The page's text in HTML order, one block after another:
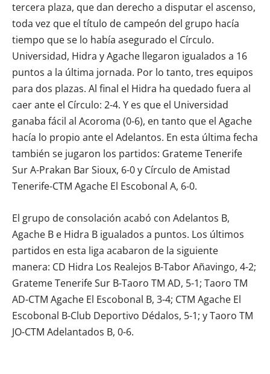
tercera plaza, que dan derecho a disputar el ascenso,
toda vez que el título de campeón del grupo hacía
tiempo que se lo había asegurado el Círculo.
Universidad, Hidra y Agache llegaron igualados a 16
puntos a la última jornada. Por lo tanto, tres equipos
para dos plazas. Al final el Hidra ha quedado fuera al
caer ante el Círculo: 2-4. Y es que el Universidad
ganaba fácil al Acoroma (0-6), en tanto que el Agache
hacía lo propio ante el Adelantos. En esta última fecha
también se jugaron los partidos: Grateme Tenerife
Sur A-Prakan Bar Sioux, 6-0 y Círculo de Amistad
Tenerife-CTM Agache El Escobonal A, 6-0.
El grupo de consolación acabó con Adelantos B,
Agache B e Hidra B igualados a puntos. Los últimos
partidos en esta liga acabaron de la siguiente
manera: CD Hidra Los Realejos B-Tabor Añavingo, 4-2;
Grateme Tenerife Sur B-Taoro TM AD, 5-1; Taoro TM
AD-CTM Agache El Escobonal B, 3-4; CTM Agache El
Escobonal B-Club Deportivo Dédalos, 5-1; y Taoro TM
JO-CTM Adelantados B, 0-6.